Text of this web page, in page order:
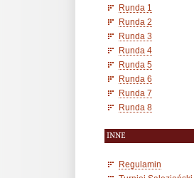
Runda 1
Runda 2
Runda 3
Runda 4
Runda 5
Runda 6
Runda 7
Runda 8
INNE
Regulamin